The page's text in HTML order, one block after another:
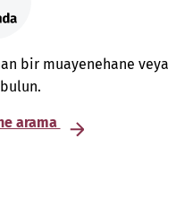
bir muayenehane veya
arama